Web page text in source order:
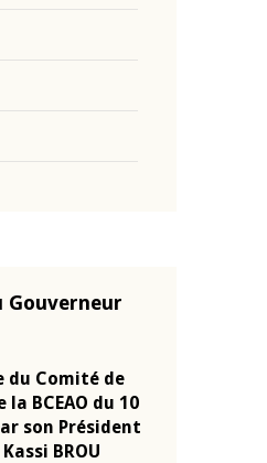
Comité de
BCEAO du 10
son Président
BROU